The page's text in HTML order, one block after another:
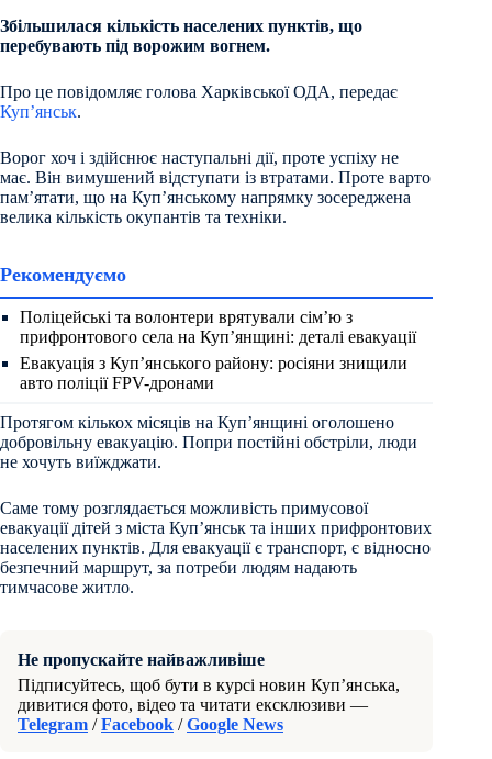
Збільшилася кількість населених пунктів, що
перебувають під ворожим вогнем.
Про це повідомляє голова Харківської ОДА, передає
Куп’янськ.
Ворог хоч і здійснює наступальні дії, проте успіху не
має. Він вимушений відступати із втратами. Проте варто
памʼятати, що на Купʼянському напрямку зосереджена
велика кількість окупантів та техніки.
Рекомендуємо
Поліцейські та волонтери врятували сім’ю з
прифронтового села на Куп’янщині: деталі евакуації
Евакуація з Куп’янського району: росіяни знищили
авто поліції FPV-дронами
Протягом кількох місяців на Купʼянщині оголошено
добровільну евакуацію. Попри постійні обстріли, люди
не хочуть виїжджати.
Саме тому розглядається можливість примусової
евакуації дітей з міста Куп’янськ та інших прифронтових
населених пунктів. Для евакуації є транспорт, є відносно
безпечний маршрут, за потреби людям надають
тимчасове житло.
Не пропускайте найважливіше
Підписуйтесь, щоб бути в курсі новин Куп’янська,
дивитися фото, відео та читати ексклюзиви —
Telegram /Facebook /Google News